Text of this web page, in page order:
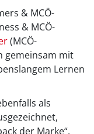
& MCÖ-
& MCÖ-
(MCÖ-
gemeinsam mit
Lernen
als
der Marke“.